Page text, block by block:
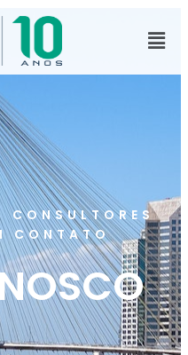
CONSULTORES
CONTATO